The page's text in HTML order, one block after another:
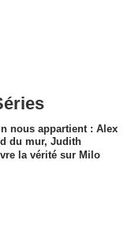
nous appartient : Alex
du mur, Judith
la vérité sur Milo